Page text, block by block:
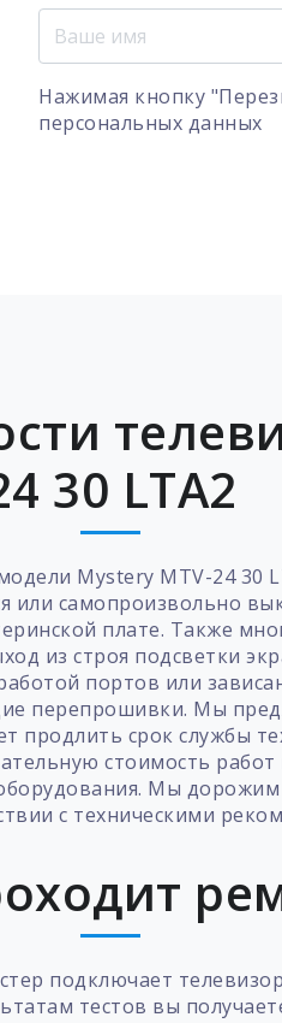
Нажимая кнопку
персональных данных
30 LTA2
Mystery MTV-24 30
или самопроизвольно
плате. Также
из строя подсветки
портов или
перепрошивки. Мы
продлить срок службы
стоимость
Мы
с техническими
подключает
тестов вы